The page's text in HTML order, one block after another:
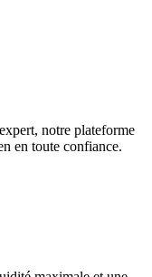
notre plateforme
en toute confiance.